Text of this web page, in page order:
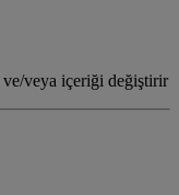
veya içeriği değiştirir